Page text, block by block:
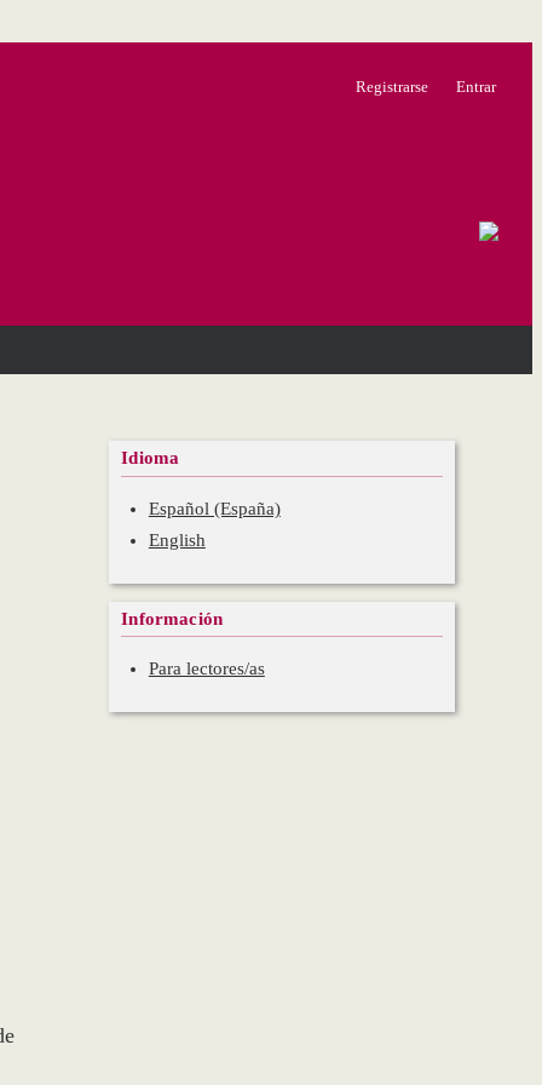
Registrarse Entrar
Idioma
Español (España)
English
Información
Para lectores/as